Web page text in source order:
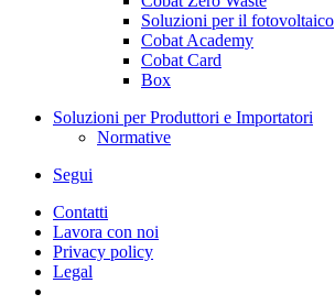
Soluzioni per il fotovoltaico
Cobat Academy
Cobat Card
Box
Soluzioni per Produttori e Importatori
Normative
Segui
Contatti
Lavora con noi
Privacy policy
Legal